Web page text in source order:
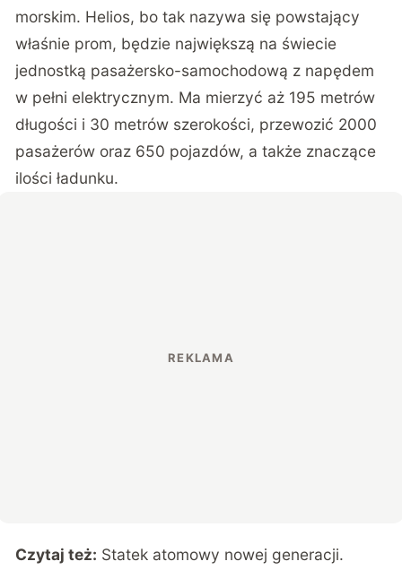
morskim. Helios, bo tak nazywa się powstający
właśnie prom, będzie największą na świecie
jednostką pasażersko-samochodową z napędem
w pełni elektrycznym. Ma mierzyć aż 195 metrów
długości i 30 metrów szerokości, przewozić 2000
pasażerów oraz 650 pojazdów, a także znaczące
ilości ładunku.
Czytaj też: Statek atomowy nowej generacji.